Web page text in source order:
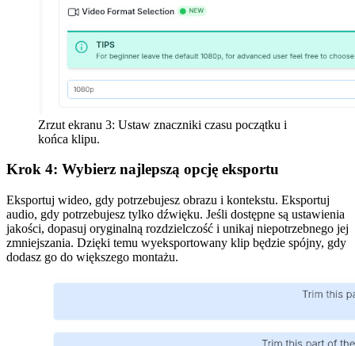
Zrzut ekranu 3: Ustaw znaczniki czasu początku i
końca klipu.
Krok 4: Wybierz najlepszą opcję eksportu
Eksportuj wideo, gdy potrzebujesz obrazu i kontekstu. Eksportuj
audio, gdy potrzebujesz tylko dźwięku. Jeśli dostępne są ustawienia
jakości, dopasuj oryginalną rozdzielczość i unikaj niepotrzebnego jej
zmniejszania. Dzięki temu wyeksportowany klip będzie spójny, gdy
dodasz go do większego montażu.